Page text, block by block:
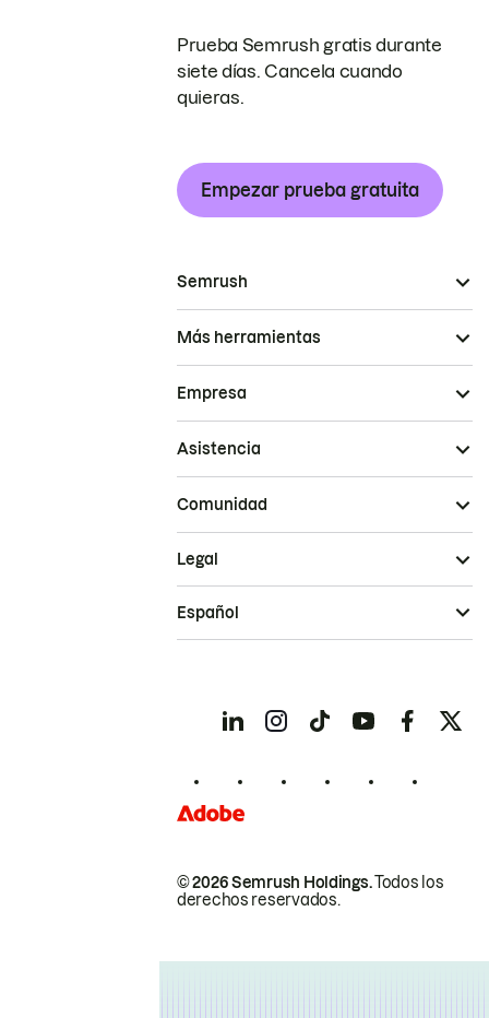
Prueba Semrush gratis durante
siete días. Cancela cuando
quieras.
Empezar prueba gratuita
Semrush
Más herramientas
Empresa
Asistencia
Comunidad
© 2026 Semrush Holdings.Todos los
derechos reservados.
Legal
Español